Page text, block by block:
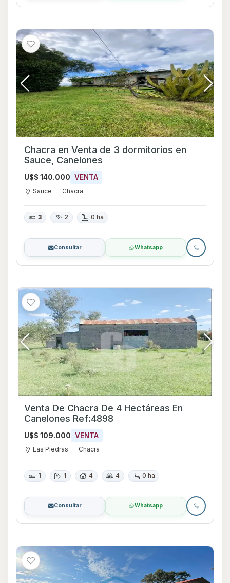
Chacra en Venta de 3 dormitorios en
Sauce, Canelones
U$S 140.000 VENTA
Sauce Chacra
3 2 0 ha
Consultar Whatsapp
Venta De Chacra De 4 Hectáreas En
Canelones Ref:4898
U$S 109.000 VENTA
Las Piedras Chacra
1 1 4 4 0 ha
Consultar Whatsapp